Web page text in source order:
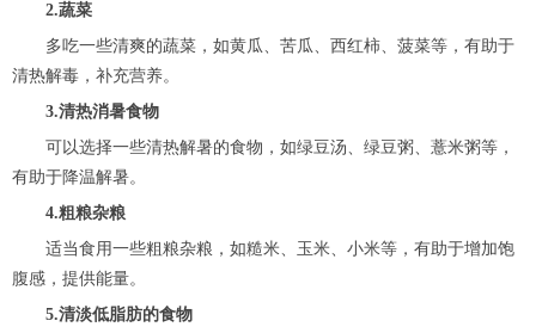
2.蔬菜
多吃一些清爽的蔬菜，如黄瓜、苦瓜、西红柿、菠菜等，有助于
清热解毒，补充营养。
3.清热消暑食物
可以选择一些清热解暑的食物，如绿豆汤、绿豆粥、薏米粥等，
有助于降温解暑。
4.粗粮杂粮
适当食用一些粗粮杂粮，如糙米、玉米、小米等，有助于增加饱
腹感，提供能量。
5.清淡低脂肪的食物